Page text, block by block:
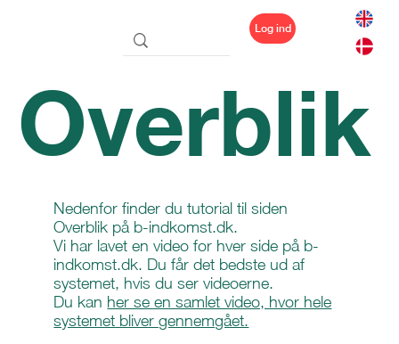
Log ind
Overblik
Nedenfor finder du tutorial til siden
Overblik på b-indkomst.dk.
Vi har lavet en video for hver side på b-
indkomst.dk. Du får det bedste ud af
systemet, hvis du ser videoerne.
Du kan her se en samlet video, hvor hele
systemet bliver gennemgået.